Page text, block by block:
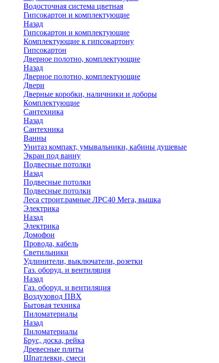
Водосточная система цветная
Гипсокартон и комплектующие
Назад
Гипсокартон и комплектующие
Комплектующие к гипсокартону
Гипсокартон
Дверное полотно, комплектующие
Назад
Дверное полотно, комплектующие
Двери
Дверные коробки, наличники и доборы
Комплектующие
Сантехника
Назад
Сантехника
Ванны
Унитаз компакт, умывальники, кабины душевые
Экран под ванну
Подвесные потолки
Назад
Подвесные потолки
Подвесные потолки
Леса строит.рамные ЛРС40 Мега, вышка
Электрика
Назад
Электрика
Домофон
Провода, кабель
Светильники
Удлинители, выключатели, розетки
Газ. оборуд. и вентиляция
Назад
Газ. оборуд. и вентиляция
Воздуховод ПВХ
Бытовая техника
Пиломатериалы
Назад
Пиломатериалы
Брус, доска, рейка
Древесные плиты
Шпатлевки, смеси